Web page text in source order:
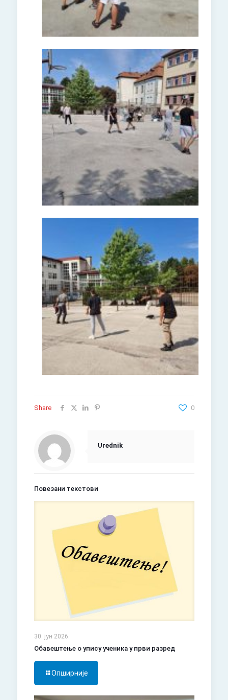
Share 0
Urednik
Повезани текстови
30. јун 2026.
Обавештење о упису ученика у први разред
Опширније